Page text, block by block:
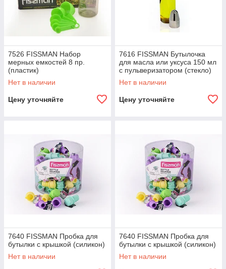
7526 FISSMAN Набор
мерных емкостей 8 пр.
(пластик)
Нет в наличии
Цену уточняйте
7616 FISSMAN Бутылочка
для масла или уксуса 150 мл
с пульверизатором (стекло)
Нет в наличии
Цену уточняйте
7640 FISSMAN Пробка для
бутылки с крышкой (силикон)
Нет в наличии
7640 FISSMAN Пробка для
бутылки с крышкой (силикон)
Нет в наличии